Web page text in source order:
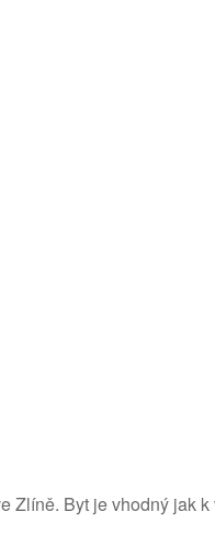
Zlíně. Byt je vhodný jak